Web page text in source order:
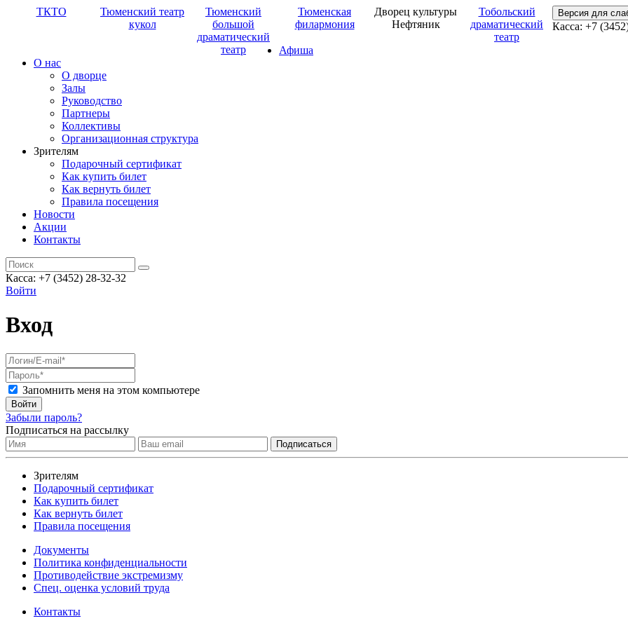
ТКТО
Тюменский театр
кукол
Тюменский
большой
драматический
театр
Тюменская
филармония
Дворец культуры
Нефтяник
Тобольский
драматический
театр
Версия для
Касса: +7
Афиша
О нас
О дворце
Залы
Руководство
Партнеры
Коллективы
Организационная структура
Зрителям
Подарочный сертификат
Как купить билет
Как вернуть билет
Правила посещения
Новости
Акции
Контакты
Касса: +7 (3452) 28-32-32
Войти
Вход
Запомнить меня на этом компьютере
Войти
Забыли пароль?
Подписаться на рассылку
Зрителям
Подарочный сертификат
Как купить билет
Как вернуть билет
Правила посещения
Документы
Политика конфиденциальности
Противодействие экстремизму
Спец. оценка условий труда
Контакты